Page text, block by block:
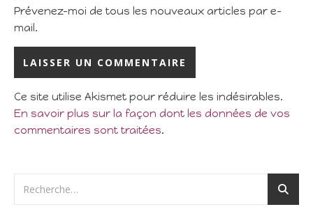
Prévenez-moi de tous les nouveaux articles par e-
mail.
Ce site utilise Akismet pour réduire les indésirables.
En savoir plus sur la façon dont les données de vos
commentaires sont traitées.